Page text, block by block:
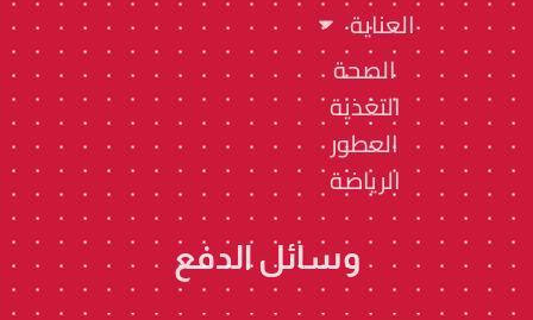
العناية
الصحة
التغذية
العطور
الرياضة
وسائل الدفع